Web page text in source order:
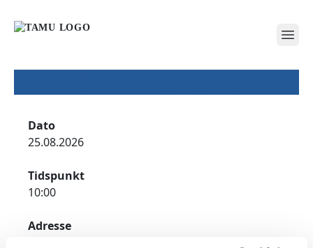
open
Dato
25.08.2026
Tidspunkt
10:00
Adresse